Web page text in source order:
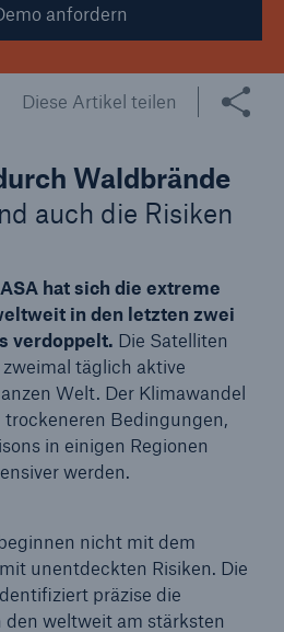
anfordern
Diese Artikel teilen
Waldbrände
auch die Risiken
hat sich die extreme
in den letzten zwei
verdoppelt. Die Satelliten
täglich aktive
Welt. Der Klimawandel
Bedingungen,
in einigen Regionen
werden.
nicht mit dem
unentdeckten Risiken. Die
präzise die
den weltweit am stärksten